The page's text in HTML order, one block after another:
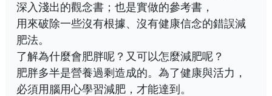
深入淺出的觀念書；也是實做的參考書，
用來破除一些沒有根據、沒有健康信念的錯誤減
肥法。
了解為什麼會肥胖呢？又可以怎麼減肥呢？
肥胖多半是營養過剩造成的。為了健康與活力，
必須用腦用心學習減肥，才能達到。